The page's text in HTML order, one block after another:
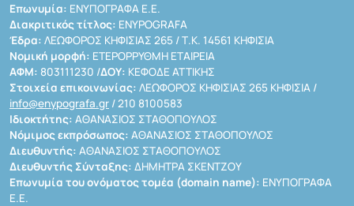
Επωνυμία: ΕΝΥΠΟΓΡΑΦΑ Ε.Ε.
Διακριτικός τίτλος: ENYPOGRAFA
Έδρα: ΛΕΩΦΟΡΟΣ ΚΗΦΙΣΙΑΣ 265 / Τ.Κ. 14561 ΚΗΦΙΣΙΑ
Νομική μορφή: ΕΤΕΡΟΡΡΥΘΜΗ ΕΤΑΙΡΕΙΑ
ΑΦΜ: 803111230 /ΔΟΥ: ΚΕΦΟΔΕ ΑΤΤΙΚΗΣ
Στοιχεία επικοινωνίας: ΛΕΩΦΟΡΟΣ ΚΗΦΙΣΙΑΣ 265 ΚΗΦΙΣΙΑ /
info@enypografa.gr / 210 8100583
Ιδιοκτήτης: ΑΘΑΝΑΣΙΟΣ ΣΤΑΘΟΠΟΥΛΟΣ
Νόμιμος εκπρόσωπος: ΑΘΑΝΑΣΙΟΣ ΣΤΑΘΟΠΟΥΛΟΣ
Διευθυντής: ΑΘΑΝΑΣΙΟΣ ΣΤΑΘΟΠΟΥΛΟΣ
Διευθυντής Σύνταξης: ΔΗΜΗΤΡΑ ΣΚΕΝΤΖΟΥ
Επωνυμία του ονόματος τομέα (domain name): ΕΝΥΠΟΓΡΑΦΑ
Ε.Ε.